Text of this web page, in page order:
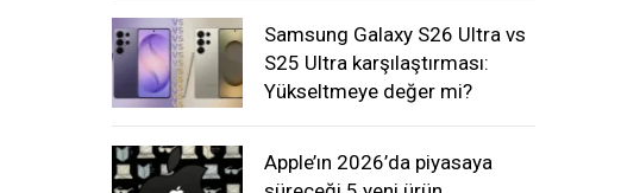
Samsung Galaxy S26 Ultra vs
S25 Ultra karşılaştırması:
Yükseltmeye değer mi?
Apple’ın 2026’da piyasaya